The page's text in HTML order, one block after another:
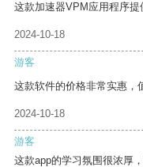
这款加速器VPM应用程序提
2024-10-18
游客
这款软件的价格非常实惠，
2024-10-18
游客
这款app的学习氛围很浓厚